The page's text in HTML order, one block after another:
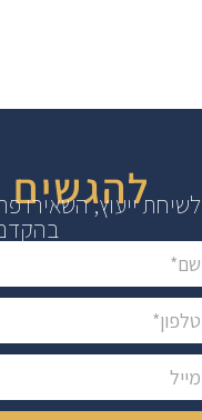
לשיחת ייעוץ, השאירו